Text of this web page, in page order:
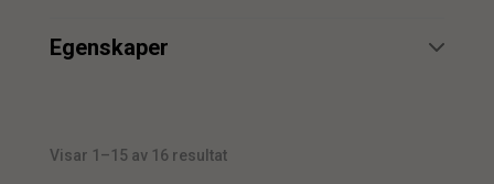
min. max.
Egenskaper
Visar 1–15 av 16 resultat